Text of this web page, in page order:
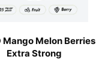
Mango Melon Berries
Extra Strong